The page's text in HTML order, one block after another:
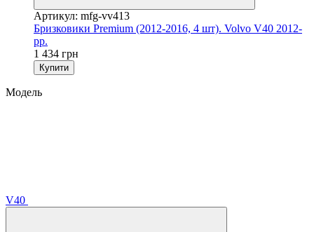
Артикул: mfg-vv413
Бризковики Premium (2012-2016, 4 шт). Volvo V40 2012-
рр.
1 434 грн
Купити
Модель
V40